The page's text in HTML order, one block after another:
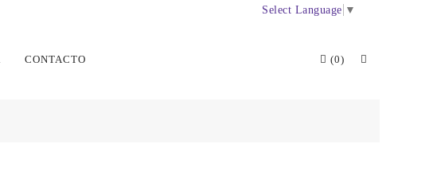
Select Language ▼
(0)
CONTACTO